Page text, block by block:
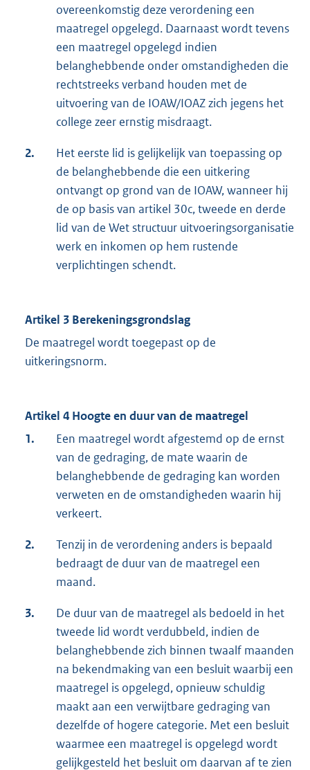
overeenkomstig deze verordening een
maatregel opgelegd. Daarnaast wordt tevens
een maatregel opgelegd indien
belanghebbende onder omstandigheden die
rechtstreeks verband houden met de
uitvoering van de IOAW/IOAZ zich jegens het
college zeer ernstig misdraagt.
2.
Het eerste lid is gelijkelijk van toepassing op
de belanghebbende die een uitkering
ontvangt op grond van de IOAW, wanneer hij
de op basis van artikel 30c, tweede en derde
lid van de Wet structuur uitvoeringsorganisatie
werk en inkomen op hem rustende
verplichtingen schendt.
Artikel 3 Berekeningsgrondslag
De maatregel wordt toegepast op de
uitkeringsnorm.
Artikel 4 Hoogte en duur van de maatregel
1.
Een maatregel wordt afgestemd op de ernst
van de gedraging, de mate waarin de
belanghebbende de gedraging kan worden
verweten en de omstandigheden waarin hij
verkeert.
2.
Tenzij in de verordening anders is bepaald
bedraagt de duur van de maatregel een
maand.
3.
De duur van de maatregel als bedoeld in het
tweede lid wordt verdubbeld, indien de
belanghebbende zich binnen twaalf maanden
na bekendmaking van een besluit waarbij een
maatregel is opgelegd, opnieuw schuldig
maakt aan een verwijtbare gedraging van
dezelfde of hogere categorie. Met een besluit
waarmee een maatregel is opgelegd wordt
gelijkgesteld het besluit om daarvan af te zien